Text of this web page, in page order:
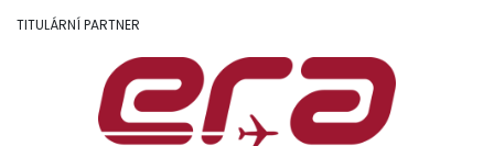
TITULÁRNÍ PARTNER